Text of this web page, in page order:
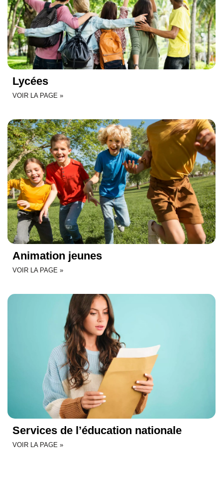
Lycées
VOIR LA PAGE »
Animation jeunes
VOIR LA PAGE »
Services de l’éducation nationale
VOIR LA PAGE »